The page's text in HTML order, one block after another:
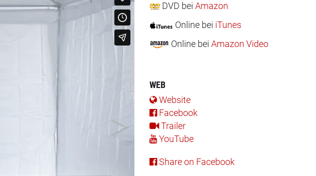
DVD bei Amazon
Online bei iTunes
Online bei Amazon Video
WEB
Website
Facebook
Trailer
YouTube
Share on Facebook